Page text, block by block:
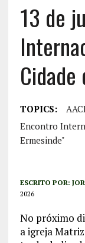
13 de
Cidade
TOPICS:
Encontro
Ermesinde"
ESCRITO POR:
2026
No próximo
a igreja